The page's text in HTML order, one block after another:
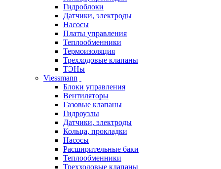
Гидроблоки
Датчики, электроды
Насосы
Платы управления
Теплообменники
Термоизоляция
Трехходовые клапаны
ТЭНы
Viessmann
Блоки управления
Вентиляторы
Газовые клапаны
Гидроузлы
Датчики, электроды
Кольца, прокладки
Насосы
Расширительные баки
Теплообменники
Трехходовые клапаны